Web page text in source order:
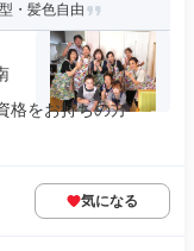
・髪色自由
格をお持ちの方
気になる